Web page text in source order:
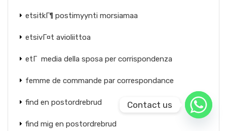
etsitkГ¶ postimyynti morsiamaa
etsivГ¤t avioliittoa
etГ media della sposa per corrispondenza
femme de commande par correspondance
find en postordrebrud
find mig en postordrebrud
Contact us